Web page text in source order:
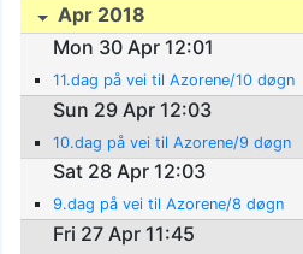
Apr 2018
Mon 30 Apr 12:01
11.dag på vei til Azorene/10 døgn
Sun 29 Apr 12:03
10.dag på vei til Azorene/9 døgn
Sat 28 Apr 12:03
9.dag på vei til Azorene/8 døgn
Fri 27 Apr 11:45